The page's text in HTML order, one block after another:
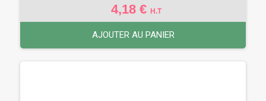
4,18 € H.T
AJOUTER AU PANIER